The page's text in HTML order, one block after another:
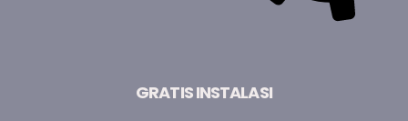
GRATIS INSTALASI